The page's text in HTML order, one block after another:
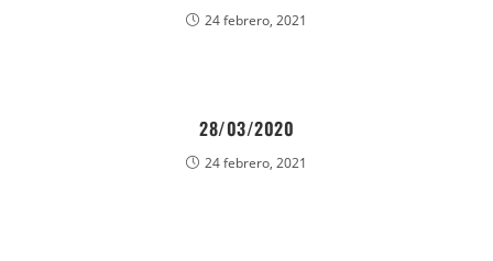
24 febrero, 2021
28/03/2020
24 febrero, 2021